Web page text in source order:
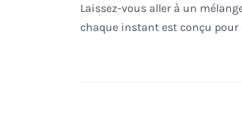
Laissez-vous aller à un
chaque instant est conçu pour